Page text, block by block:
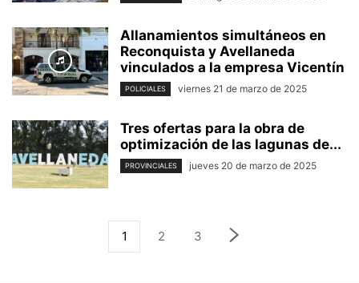
Allanamientos simultáneos en
Reconquista y Avellaneda
vinculados a la empresa Vicentín
POLICIALES viernes 21 de marzo de 2025
Tres ofertas para la obra de
optimización de las lagunas de...
PROVINCIALES jueves 20 de marzo de 2025
1 2 3